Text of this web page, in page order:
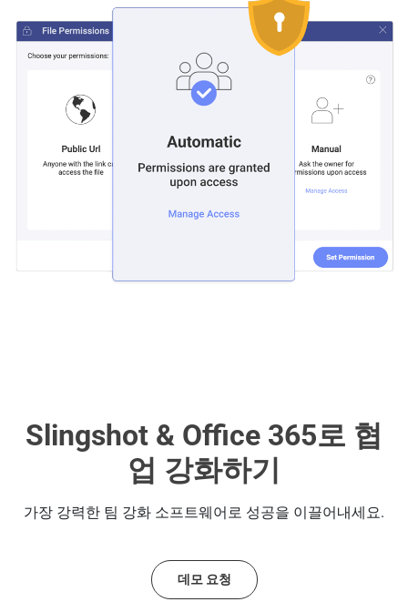
Slingshot & Office 365로 협
업 강화하기
가장 강력한 팀 강화 소프트웨어로 성공을 이끌어내세요.
데모 요청